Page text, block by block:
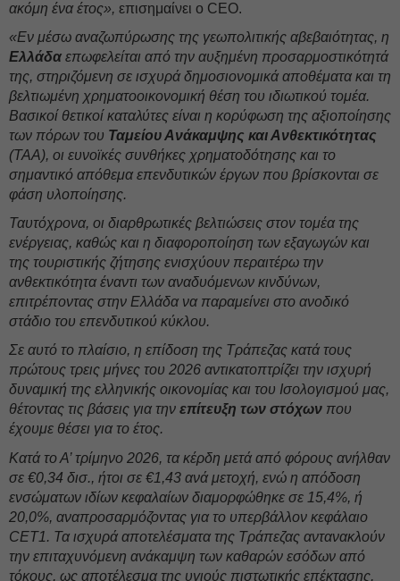
ακόμη ένα έτος», επισημαίνει ο CEO.
«Εν μέσω αναζωπύρωσης της γεωπολιτικής αβεβαιότητας, η
Ελλάδα επωφελείται από την αυξημένη προσαρμοστικότητά
της, στηριζόμενη σε ισχυρά δημοσιονομικά αποθέματα και τη
βελτιωμένη χρηματοοικονομική θέση του ιδιωτικού τομέα.
Βασικοί θετικοί καταλύτες είναι η κορύφωση της αξιοποίησης
των πόρων του Ταμείου Ανάκαμψης και Ανθεκτικότητας
(ΤΑΑ), οι ευνοϊκές συνθήκες χρηματοδότησης και το
σημαντικό απόθεμα επενδυτικών έργων που βρίσκονται σε
φάση υλοποίησης.
Ταυτόχρονα, οι διαρθρωτικές βελτιώσεις στον τομέα της
ενέργειας, καθώς και η διαφοροποίηση των εξαγωγών και
της τουριστικής ζήτησης ενισχύουν περαιτέρω την
ανθεκτικότητα έναντι των αναδυόμενων κινδύνων,
επιτρέποντας στην Ελλάδα να παραμείνει στο ανοδικό
στάδιο του επενδυτικού κύκλου.
Σε αυτό το πλαίσιο, η επίδοση της Τράπεζας κατά τους
πρώτους τρεις μήνες του 2026 αντικατοπτρίζει την ισχυρή
δυναμική της ελληνικής οικονομίας και του Ισολογισμού μας,
θέτοντας τις βάσεις για την επίτευξη των στόχων που
έχουμε θέσει για το έτος.
Κατά το Α’ τρίμηνο 2026, τα κέρδη μετά από φόρους ανήλθαν
σε €0,34 δισ., ήτοι σε €1,43 ανά μετοχή, ενώ η απόδοση
ενσώματων ιδίων κεφαλαίων διαμορφώθηκε σε 15,4%, ή
20,0%, αναπροσαρμόζοντας για το υπερβάλλον κεφάλαιο
CET1. Τα ισχυρά αποτελέσματα της Τράπεζας αντανακλούν
την επιταχυνόμενη ανάκαμψη των καθαρών εσόδων από
τόκους, ως αποτέλεσμα της υγιούς πιστωτικής επέκτασης,